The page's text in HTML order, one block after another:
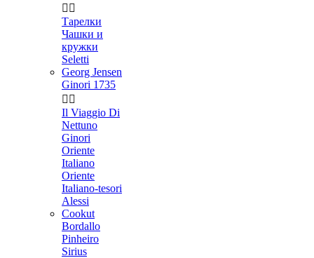
 
Тарелки
Чашки и
кружки
Seletti
Georg Jensen
Ginori 1735
 
Il Viaggio Di
Nettuno
Ginori
Oriente
Italiano
Oriente
Italiano-tesori
Alessi
Cookut
Bordallo
Pinheiro
Sirius